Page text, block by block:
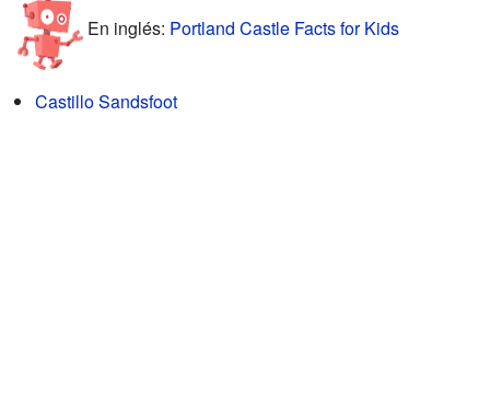
En inglés: Portland Castle Facts for Kids
Castillo Sandsfoot